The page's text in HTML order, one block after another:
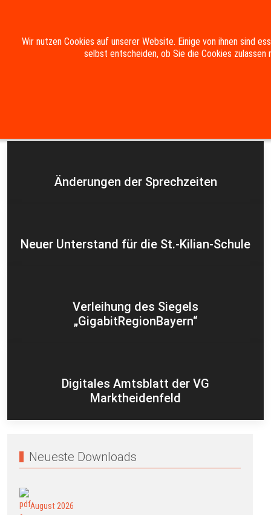
Impressum Datenschutzerklärung
Änderungen der Sprechzeiten
Neuer Unterstand für die St.-Kilian-Schule
Verleihung des Siegels
„GigabitRegionBayern“
Digitales Amtsblatt der VG
Marktheidenfeld
Neueste Downloads
August 2026
Wir nutzen Cookies auf unserer Website. Einige von ihnen sind
selbst entscheiden, ob Sie die Cookies